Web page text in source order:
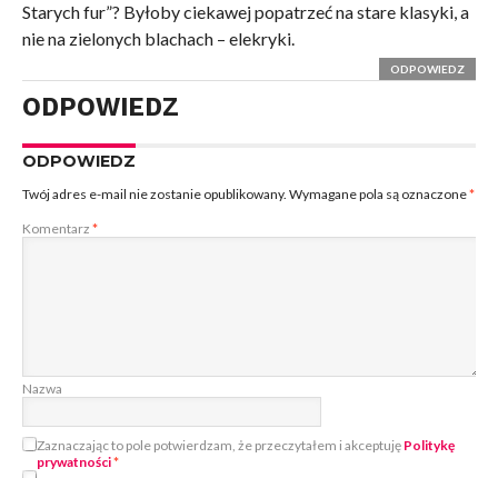
Starych fur”? Byłoby ciekawej popatrzeć na stare klasyki, a
nie na zielonych blachach – elekryki.
ODPOWIEDZ
ODPOWIEDZ
ODPOWIEDZ
Twój adres e-mail nie zostanie opublikowany. Wymagane pola są oznaczone*
Komentarz *
Nazwa
Zaznaczając to pole potwierdzam, że przeczytałem i akceptuję Politykę
prywatności*